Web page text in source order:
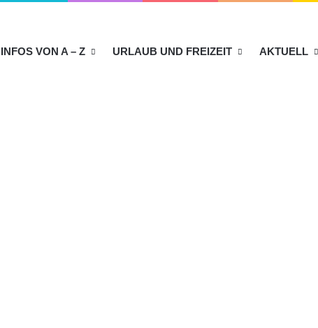
INFOS VON A – Z URLAUB UND FREIZEIT AKTUELL